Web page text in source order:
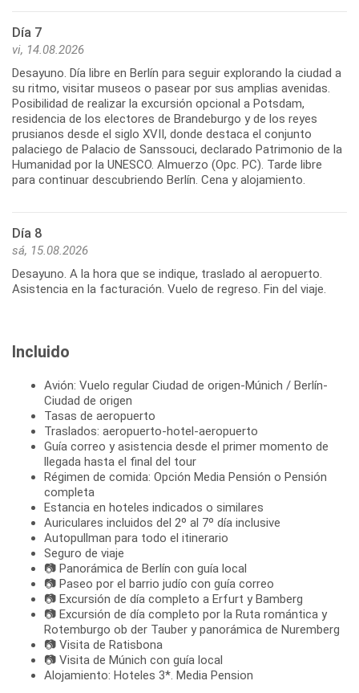
Día 7
vi, 14.08.2026
Desayuno. Día libre en Berlín para seguir explorando la ciudad a
su ritmo, visitar museos o pasear por sus amplias avenidas.
Posibilidad de realizar la excursión opcional a Potsdam,
residencia de los electores de Brandeburgo y de los reyes
prusianos desde el siglo XVII, donde destaca el conjunto
palaciego de Palacio de Sanssouci, declarado Patrimonio de la
Humanidad por la UNESCO. Almuerzo (Opc. PC). Tarde libre
para continuar descubriendo Berlín. Cena y alojamiento.
Día 8
sá, 15.08.2026
Desayuno. A la hora que se indique, traslado al aeropuerto.
Asistencia en la facturación. Vuelo de regreso. Fin del viaje.
Incluido
Avión: Vuelo regular Ciudad de origen-Múnich / Berlín-
Ciudad de origen
Tasas de aeropuerto
Traslados: aeropuerto-hotel-aeropuerto
Guía correo y asistencia desde el primer momento de
llegada hasta el final del tour
Régimen de comida: Opción Media Pensión o Pensión
completa
Estancia en hoteles indicados o similares
Auriculares incluidos del 2º al 7º día inclusive
Autopullman para todo el itinerario
Seguro de viaje
📷 Panorámica de Berlín con guía local
📷 Paseo por el barrio judío con guía correo
📷 Excursión de día completo a Erfurt y Bamberg
📷 Excursión de día completo por la Ruta romántica y
Rotemburgo ob der Tauber y panorámica de Nuremberg
📷 Visita de Ratisbona
📷 Visita de Múnich con guía local
Alojamiento: Hoteles 3*. Media Pension